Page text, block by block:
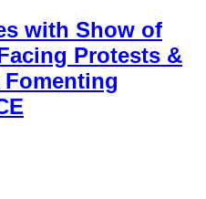
with Show of
Protests &